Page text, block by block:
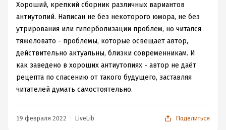
Хороший, крепкий сборник различных вариантов
антиутопий. Написан не без некоторого юмора, не без
утрирования или гиперболизации проблем, но читался
тяжеловато - проблемы, которые освещает автор,
действительно актуальны, близки современникам. И
как заведено в хороших антиутопиях - автор не даёт
рецепта по спасению от такого будущего, заставляя
читателей думать самостоятельно.
19 февраля 2022 LiveLib Поделиться